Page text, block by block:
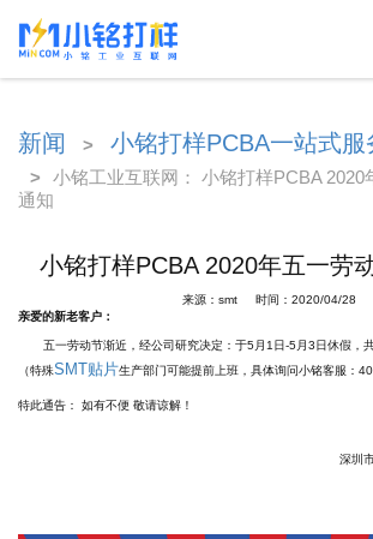
新闻 > 小铭打样PCBA一站式服
>
小铭工业互联网： 小铭打样PCBA 2020
通知
小铭打样PCBA 2020年五一劳
来源：smt 时间：2020/04/28
亲爱的新老客户：
五一劳动节渐近，经公司研究决定：于5月1日-5月3日休假，共
（特殊SMT贴片生产部门可能提前上班，具体询问小铭客服：
特此通告： 如有不便 敬请谅解！
深圳